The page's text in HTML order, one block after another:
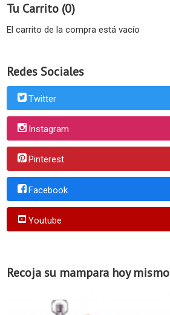
Tu Carrito (0)
El carrito de la compra está vacío
Redes Sociales
Twitter
Instagram
Pinterest
Facebook
Youtube
Recoja su mampara hoy mismo